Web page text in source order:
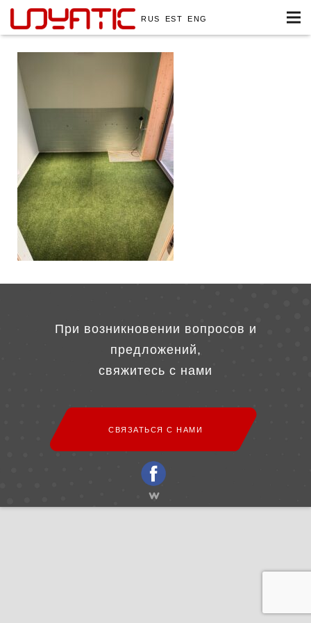
RUS EST ENG
При возникновении вопросов и
предложений,
свяжитесь с нами
СВЯЗАТЬСЯ С НАМИ